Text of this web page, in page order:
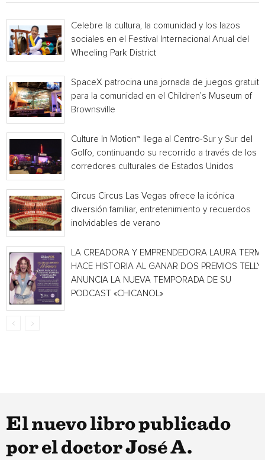
Celebre la cultura, la comunidad y los lazos
sociales en el Festival Internacional Anual del
Wheeling Park District
SpaceX patrocina una jornada de juegos gratuita
para la comunidad en el Children’s Museum of
Brownsville
Culture In Motion™ llega al Centro-Sur y Sur del
Golfo, continuando su recorrido a través de los
corredores culturales de Estados Unidos
Circus Circus Las Vegas ofrece la icónica
diversión familiar, entretenimiento y recuerdos
inolvidables de verano
LA CREADORA Y EMPRENDEDORA LAURA
HACE HISTORIA AL GANAR DOS PREMIOS TELLY
ANUNCIA LA NUEVA TEMPORADA DE SU
PODCAST «CHICANOL»
El nuevo libro publicado
por el doctor José A.